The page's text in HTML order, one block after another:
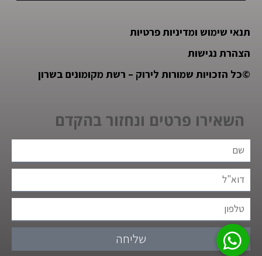
תנאי שימוש ומדיניות פרטיות
הצהרת נגישות
©כל הזכויות שמורות לירוק – רשת מקומונים בשרון
השאירו פרטים ונחזור בהקדם
שליחה